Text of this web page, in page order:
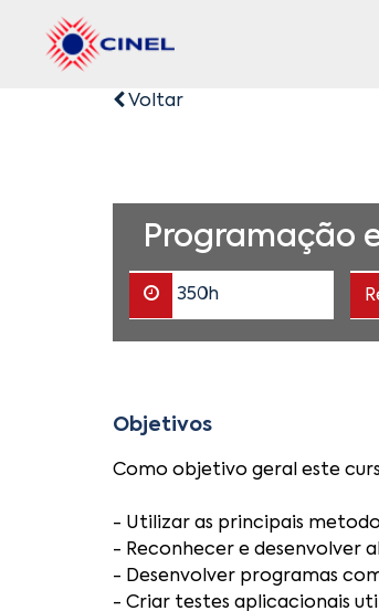
Voltar
Programação
350h
Objetivos
Como objetivo geral este
- Utilizar as principais
- Reconhecer e desenvolver
- Desenvolver programas
- Criar testes aplicacionais